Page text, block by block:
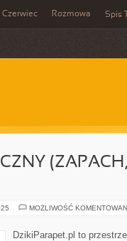
Czerwiec Rozmowa Spis
MOŻLIWOŚĆ
DzikiParapet.pl to